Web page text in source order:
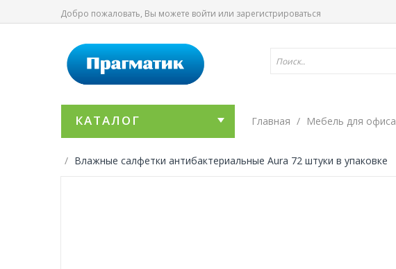
Добро пожаловать, Вы можете войти или зарегистрироваться
КАТАЛОГ Главная Мебель для офиса
Влажные салфетки антибактериальные Aura 72 штуки в упаковке